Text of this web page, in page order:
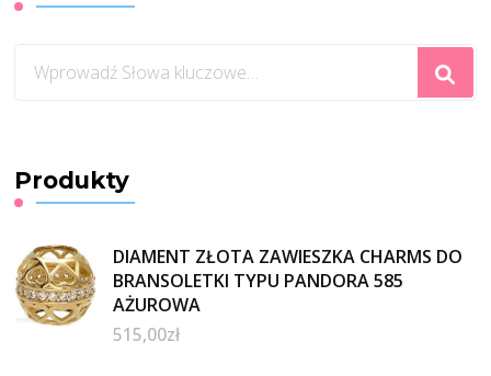
czegoś?
Produkty
DIAMENT ZŁOTA ZAWIESZKA CHARMS DO
BRANSOLETKI TYPU PANDORA 585
AŻUROWA
515,00zł